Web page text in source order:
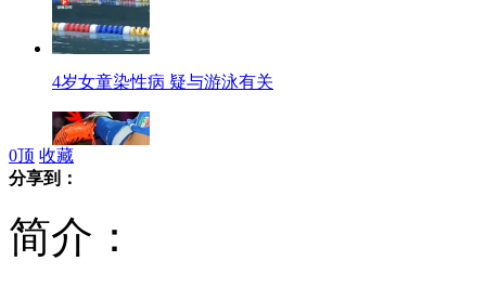
4岁女童染性病 疑与游泳有关
0顶 收藏
分享到：
简介：